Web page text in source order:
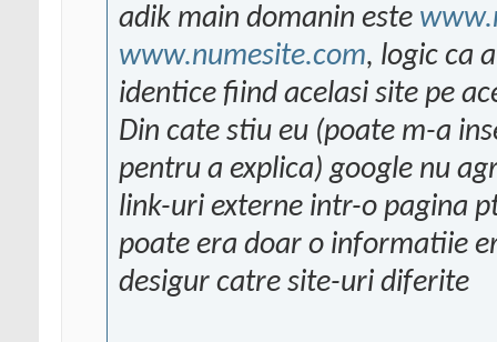
adik main domanin este
www.numesite.com, logic ca
identice fiind acelasi site pe
Din cate stiu eu (poate m-a
pentru a explica) google nu
link-uri externe intr-o pagina
poate era doar o informatiie
desigur catre site-uri diferite